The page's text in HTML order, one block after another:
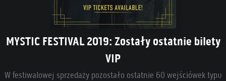
MYSTIC FESTIVAL 2019: Zostały ostatnie bilety
VIP
W festiwalowej sprzedaży pozostało ostatnie 60 wejściówek typu